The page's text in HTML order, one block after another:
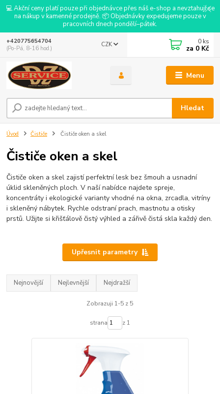
💻 Akční ceny platí pouze při objednávce přes náš e-shop a nevztahují se
na nákup v kamenné prodejně. 📦 Objednávky expedujeme pouze v
pracovních dnech pondělí–pátek.
Menu
CZK
Hledat
+420775654704
(Po-Pá, 8-16 hod.)
0 ks
za 0 Kč
Úvod Čističe Čističe oken a skel
Čističe oken a skel
Čističe oken a skel zajistí perfektní lesk bez šmouh a usnadní
úklid skleněných ploch. V naší nabídce najdete spreje,
koncentráty i ekologické varianty vhodné na okna, zrcadla, vitríny
i skleněný nábytek. Rychle odstraní prach, mastnotu a otisky
prstů. Užijte si křišťálově čistý výhled a zářivě čistá skla každý den.
Upřesnit parametry
Nejnovější Nejlevnější Nejdražší
Zobrazuji 1-5 z 5
strana z 1